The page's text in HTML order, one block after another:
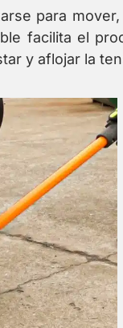
para
facilita el
y aflojar la